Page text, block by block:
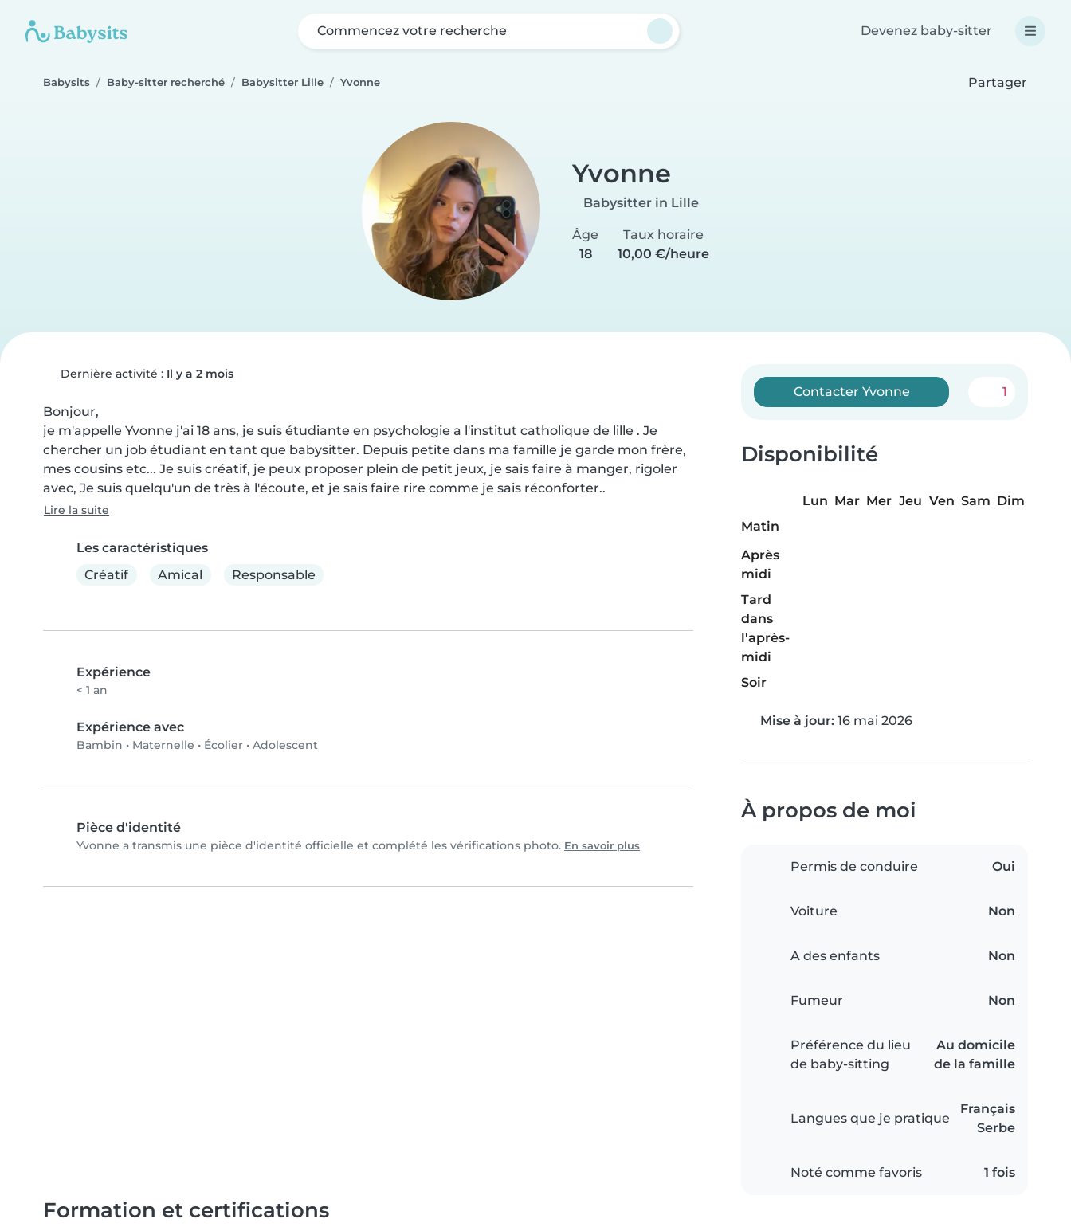
Commencez votre recherche Devenez baby-sitter
Babysits Baby-sitter recherché Babysitter Lille Yvonne Partager
Yvonne
Babysitter in Lille
Âge
18
Taux horaire
10,00 €/heure
Dernière activité : Il y a 2 mois
Bonjour,
je m'appelle Yvonne j'ai 18 ans, je suis étudiante en psychologie a l'institut catholique de lille . Je
chercher un job étudiant en tant que babysitter. Depuis petite dans ma famille je garde mon frère,
mes cousins etc... Je suis créatif, je peux proposer plein de petit jeux, je sais faire à manger, rigoler
avec, Je suis quelqu'un de très à l'écoute, et je sais faire rire comme je sais réconforter..
Lire la suite
Les caractéristiques
Créatif
Amical Responsable
Expérience
< 1 an
Expérience avec
Bambin • Maternelle • Écolier • Adolescent
Pièce d'identité
Yvonne a transmis une pièce d'identité officielle et complété les vérifications photo. En savoir plus
Contacter Yvonne 1
Disponibilité
Lun Mar Mer Jeu Ven Sam Dim
Matin
Après
midi
Tard
dans
l'après-
midi
Soir
Mise à jour: 16 mai 2026
À propos de moi
Permis de conduire Oui
Voiture Non
A des enfants Non
Fumeur Non
Préférence du lieu
de baby-sitting
Au domicile
de la famille
Langues que je pratique
Français
Serbe
Noté comme favoris 1 fois
Formation et certifications